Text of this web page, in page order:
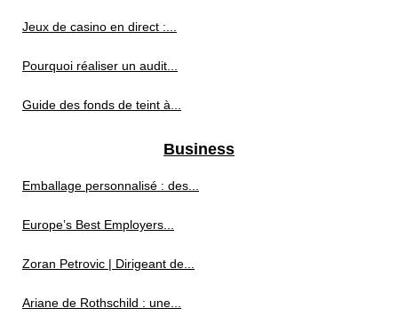
Jeux de casino en direct :...
Pourquoi réaliser un audit...
Guide des fonds de teint à...
Business
Emballage personnalisé : des...
Europe’s Best Employers...
Zoran Petrovic | Dirigeant de...
Ariane de Rothschild : une...